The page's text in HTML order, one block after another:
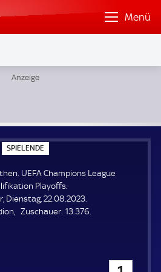
Menü
SPIELENDE
P
E
E
N
E
UEFA Champions League
Playoffs.
Dienstag, 22.08.2023.
Zuschauer: Z
13.376.